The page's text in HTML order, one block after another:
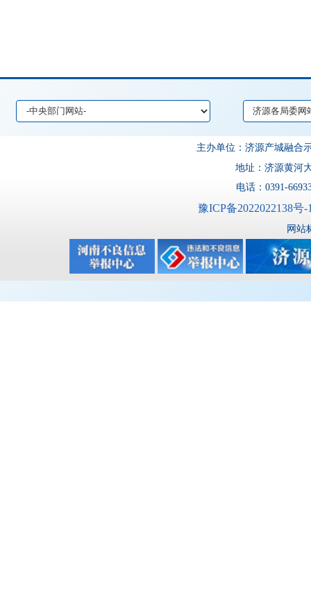
主办单位：济源产城
地址：济源黄河
电话：0391-
豫ICP备2022022138号-
网站